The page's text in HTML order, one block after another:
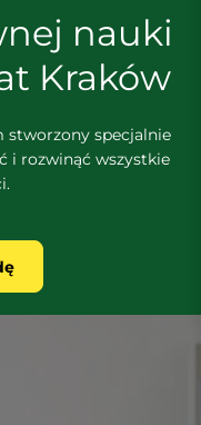
nauki
Kraków
stworzony specjalnie
i rozwinąć wszystkie